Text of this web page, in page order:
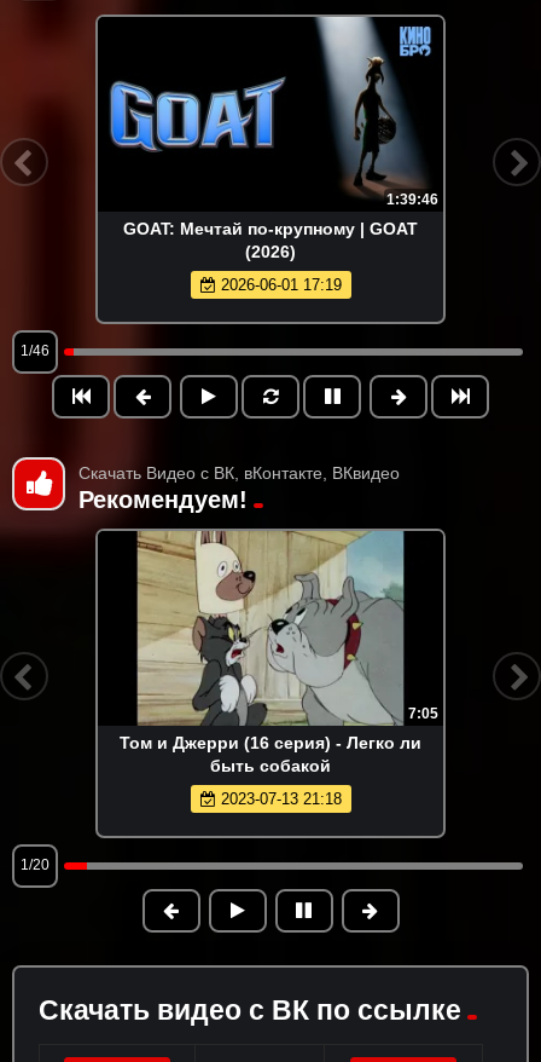
1:39:46
GOAT: Мечтай по-крупному | GOAT
(2026)
2026-06-01 17:19
1/46
Скачать Видео с ВК, вКонтакте, ВКвидео
Рекомендуем!
7:05
Том и Джерри (16 серия) - Легко ли
быть собакой
2023-07-13 21:18
1/20
Скачать видео с ВК по ссылке